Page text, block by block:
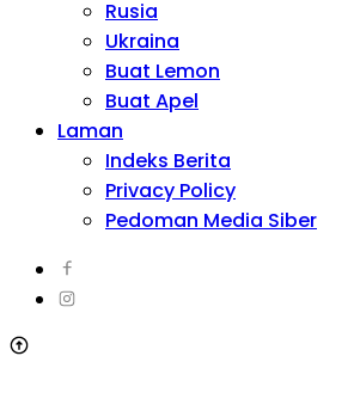
Rusia
Ukraina
Buat Lemon
Buat Apel
Laman
Indeks Berita
Privacy Policy
Pedoman Media Siber